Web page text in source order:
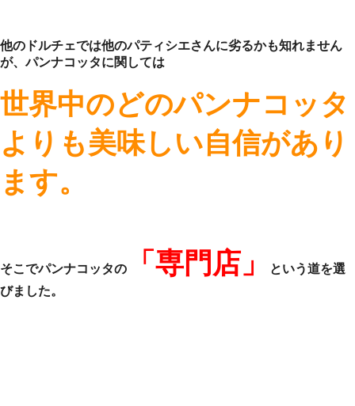
他のドルチェでは他のパティシエさんに劣るかも知れません
が、パンナコッタに関しては
世界中のどのパンナコッタ
よりも美味しい自信があり
ます。
そこでパンナコッタの 「専門店」
という道を選
びました。